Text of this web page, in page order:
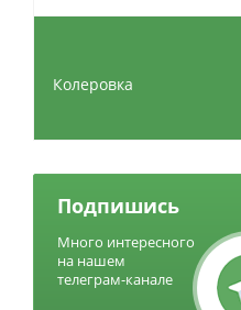
Колеровка
Подпишись
Много интересного
на нашем
телеграм-канале